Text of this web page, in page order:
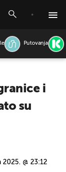
Putovanja
i
su
2025. @ 23:12